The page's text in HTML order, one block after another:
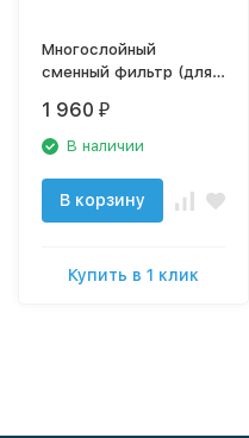
Многослойный
сменный фильтр (для
1 960 ₽
В наличии
В корзину
Купить в 1 клик